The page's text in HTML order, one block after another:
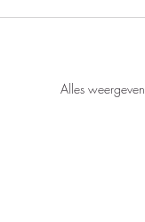
Alles weergeven